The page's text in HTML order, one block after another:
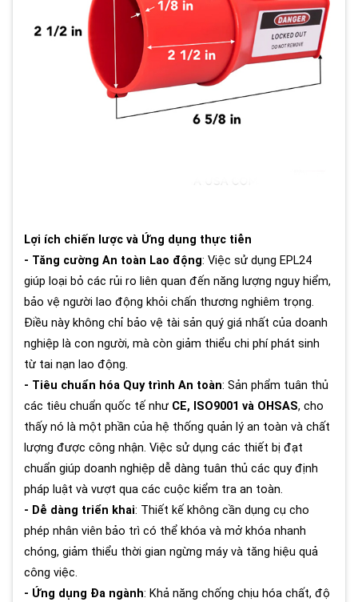
Lợi ích chiến lược và Ứng dụng thực tiễn
- Tăng cường An toàn Lao động: Việc sử dụng EPL24
giúp loại bỏ các rủi ro liên quan đến năng lượng nguy hiểm,
bảo vệ người lao động khỏi chấn thương nghiêm trọng.
Điều này không chỉ bảo vệ tài sản quý giá nhất của doanh
nghiệp là con người, mà còn giảm thiểu chi phí phát sinh
từ tai nạn lao động.
- Tiêu chuẩn hóa Quy trình An toàn: Sản phẩm tuân thủ
các tiêu chuẩn quốc tế như CE, ISO9001 và OHSAS, cho
thấy nó là một phần của hệ thống quản lý an toàn và chất
lượng được công nhận. Việc sử dụng các thiết bị đạt
chuẩn giúp doanh nghiệp dễ dàng tuân thủ các quy định
pháp luật và vượt qua các cuộc kiểm tra an toàn.
- Dễ dàng triển khai: Thiết kế không cần dụng cụ cho
phép nhân viên bảo trì có thể khóa và mở khóa nhanh
chóng, giảm thiểu thời gian ngừng máy và tăng hiệu quả
công việc.
- Ứng dụng Đa ngành: Khả năng chống chịu hóa chất, độ